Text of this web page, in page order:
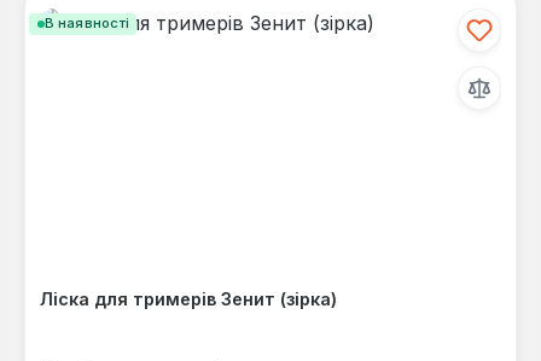
В наявності
Ліска для тримерів Зенит (зірка)